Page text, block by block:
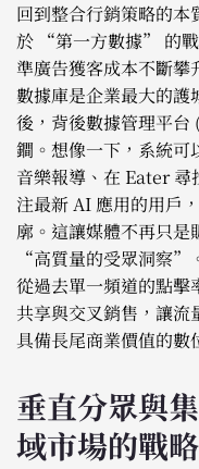
回到整合行銷策略的本
於 “第一方數據” 的
準廣告獲客成本不斷攀
數據庫是企業最大的護
後，背後數據管理平
鐧。想像一下，系統
音樂報導、在 Eater
注最新 AI 應用的用戶
廓。這讓媒體不再只是
“高質量的受眾洞察”
從過去單一頻道的點擊
共享與交叉銷售，讓流
具備長尾商業價值的數
垂直分眾與
域市場的戰